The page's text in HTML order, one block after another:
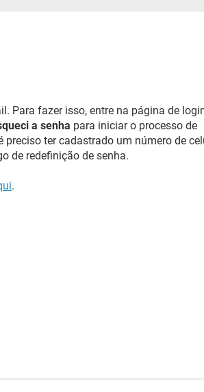
Para fazer isso, entre na página de
a senha para iniciar o processo de
preciso ter cadastrado um número de
de redefinição de senha.
.